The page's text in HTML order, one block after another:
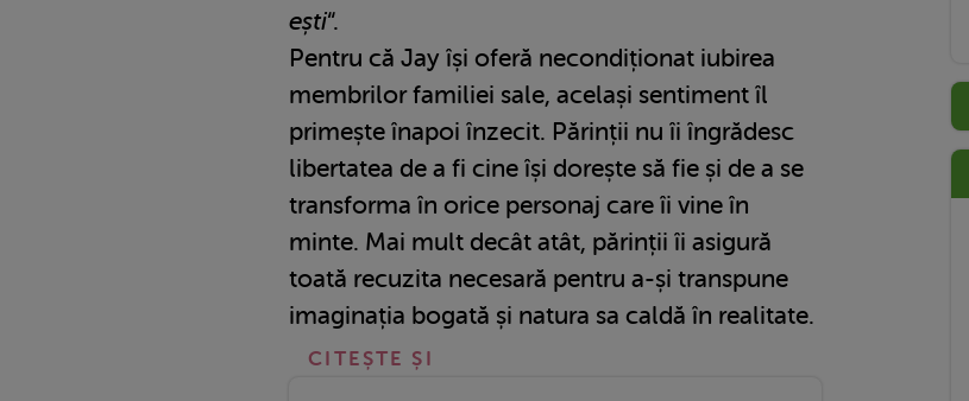
ești“.
Pentru că Jay își oferă necondiționat iubirea
membrilor familiei sale, același sentiment îl
primește înapoi înzecit. Părinții nu îi îngrădesc
libertatea de a fi cine își dorește să fie și de a se
transforma în orice personaj care îi vine în
minte. Mai mult decât atât, părinții îi asigură
toată recuzita necesară pentru a-și transpune
imaginația bogată și natura sa caldă în realitate.